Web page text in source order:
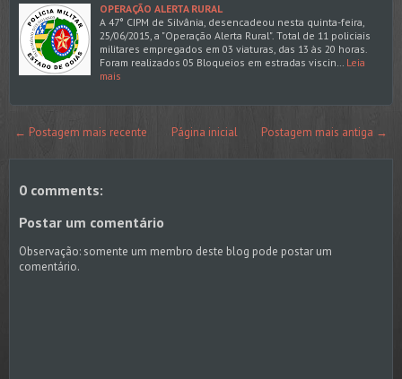
OPERAÇÃO ALERTA RURAL
A 47° CIPM de Silvânia, desencadeou nesta quinta-feira,
25/06/2015, a "Operação Alerta Rural". Total de 11 policiais
militares empregados em 03 viaturas, das 13 às 20 horas.
Foram realizados 05 Bloqueios em estradas viscin…
Leia
mais
← Postagem mais recente Postagem mais antiga →
Página inicial
0 comments:
Postar um comentário
Observação: somente um membro deste blog pode postar um
comentário.